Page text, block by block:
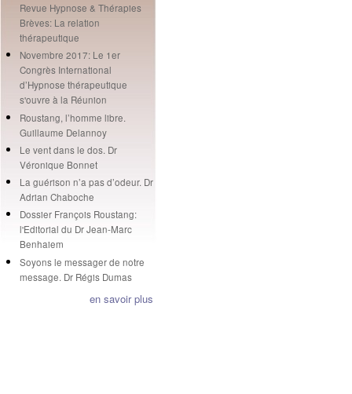
Revue Hypnose & Thérapies
Brèves: La relation
thérapeutique
Novembre 2017: Le 1er
Congrès International
d’Hypnose thérapeutique
s'ouvre à la Réunion
Roustang, l’homme libre.
Guillaume Delannoy
Le vent dans le dos. Dr
Véronique Bonnet
La guérison n’a pas d’odeur. Dr
Adrian Chaboche
Dossier François Roustang:
l'Editorial du Dr Jean-Marc
Benhaiem
Soyons le messager de notre
message. Dr Régis Dumas
en savoir plus